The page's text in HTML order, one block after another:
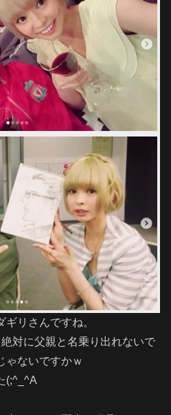
リさんですね。
対に父親と名乗り出れないで
ゃないですかｗ
(;^_^A